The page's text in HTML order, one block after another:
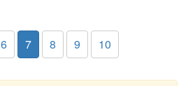
6 7 8 9 10